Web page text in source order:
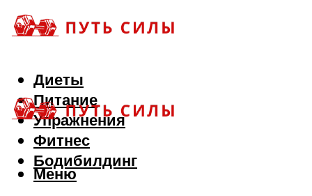
Диеты
Питание
Упражнения
Фитнес
Бодибилдинг
Меню